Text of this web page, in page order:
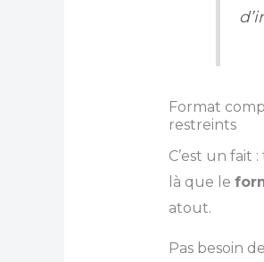
Format
restreints
C’est un fait
là que le
atout.
Pas besoin